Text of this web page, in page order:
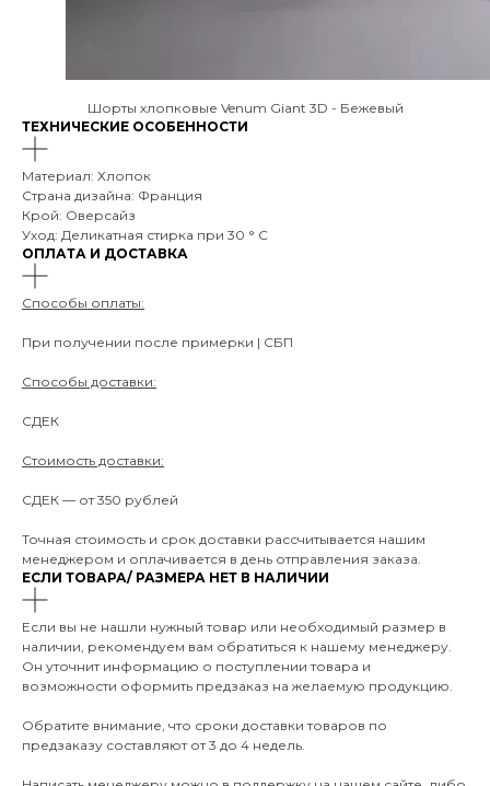
Шорты хлопковые Venum Giant 3D - Бежевый
ТЕХНИЧЕСКИЕ ОСОБЕННОСТИ
Материал: Хлопок
Страна дизайна: Франция
Крой: Оверсайз
Уход: Деликатная стирка при 30 ° C
ОПЛАТА И ДОСТАВКА
Способы оплаты:
При получении после примерки | СБП
Способы доставки:
СДЕК
Стоимость доставки:
СДЕК — от 350 рублей
Точная стоимость и срок доставки рассчитывается нашим
менеджером и оплачивается в день отправления заказа.
ЕСЛИ ТОВАРА/ РАЗМЕРА НЕТ В НАЛИЧИИ
Если вы не нашли нужный товар или необходимый размер в
наличии, рекомендуем вам обратиться к нашему менеджеру.
Он уточнит информацию о поступлении товара и
возможности оформить предзаказ на желаемую продукцию.
Обратите внимание, что сроки доставки товаров по
предзаказу составляют от 3 до 4 недель.